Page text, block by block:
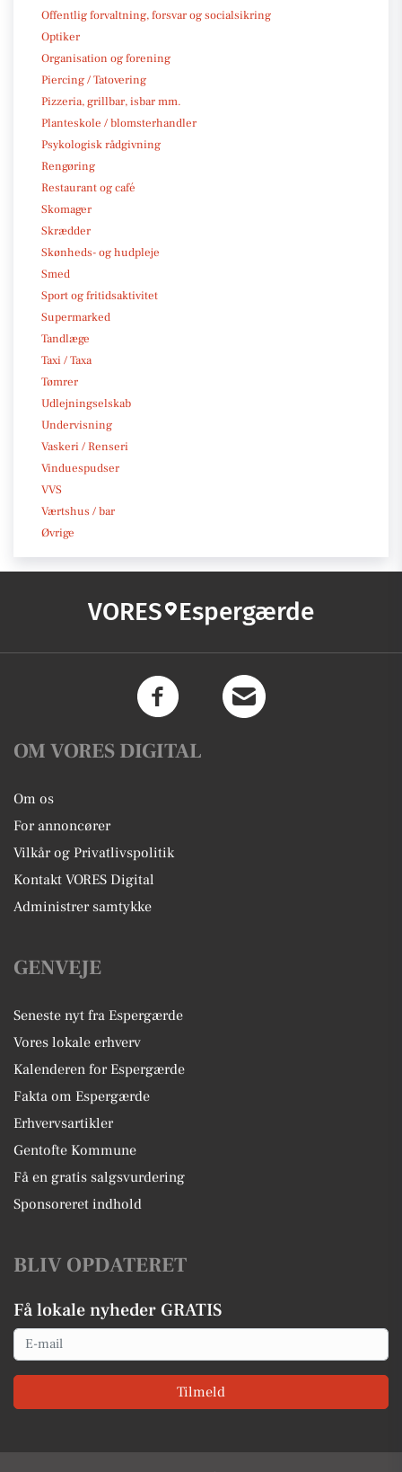
Offentlig forvaltning, forsvar og socialsikring
Optiker
Organisation og forening
Piercing / Tatovering
Pizzeria, grillbar, isbar mm.
Planteskole / blomsterhandler
Psykologisk rådgivning
Rengøring
Restaurant og café
Skomager
Skrædder
Skønheds- og hudpleje
Smed
Sport og fritidsaktivitet
Supermarked
Tandlæge
Taxi / Taxa
Tømrer
Udlejningselskab
Undervisning
Vaskeri / Renseri
Vinduespudser
VVS
Værtshus / bar
Øvrige
VORES Espergærde
OM VORES DIGITAL
Om os
For annoncører
Vilkår og Privatlivspolitik
Kontakt VORES Digital
Administrer samtykke
GENVEJE
Seneste nyt fra Espergærde
Vores lokale erhverv
Kalenderen for Espergærde
Fakta om Espergærde
Erhvervsartikler
Gentofte Kommune
Få en gratis salgsvurdering
Sponsoreret indhold
BLIV OPDATERET
Få lokale nyheder GRATIS
Email
Tilmeld